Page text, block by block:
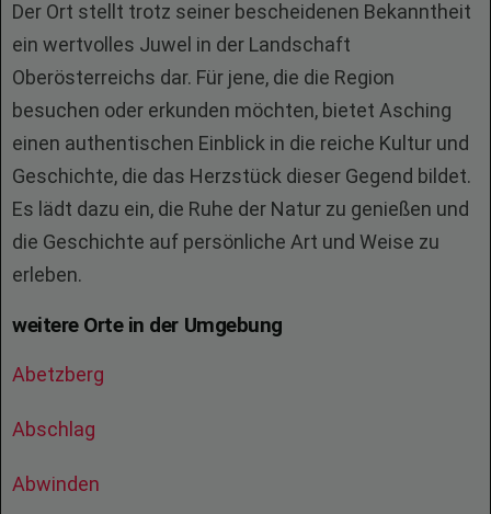
Der Ort stellt trotz seiner bescheidenen Bekanntheit
ein wertvolles Juwel in der Landschaft
Oberösterreichs dar. Für jene, die die Region
besuchen oder erkunden möchten, bietet Asching
einen authentischen Einblick in die reiche Kultur und
Geschichte, die das Herzstück dieser Gegend bildet.
Es lädt dazu ein, die Ruhe der Natur zu genießen und
die Geschichte auf persönliche Art und Weise zu
erleben.
weitere Orte in der Umgebung
Abetzberg
Abschlag
Abwinden